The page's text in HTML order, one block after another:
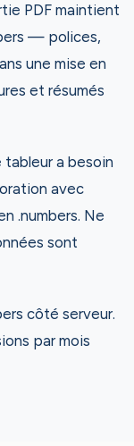
PDF maintient
— polices,
une mise en
et résumés
tableur a besoin
avec
.numbers. Ne
sont
côté serveur.
par mois